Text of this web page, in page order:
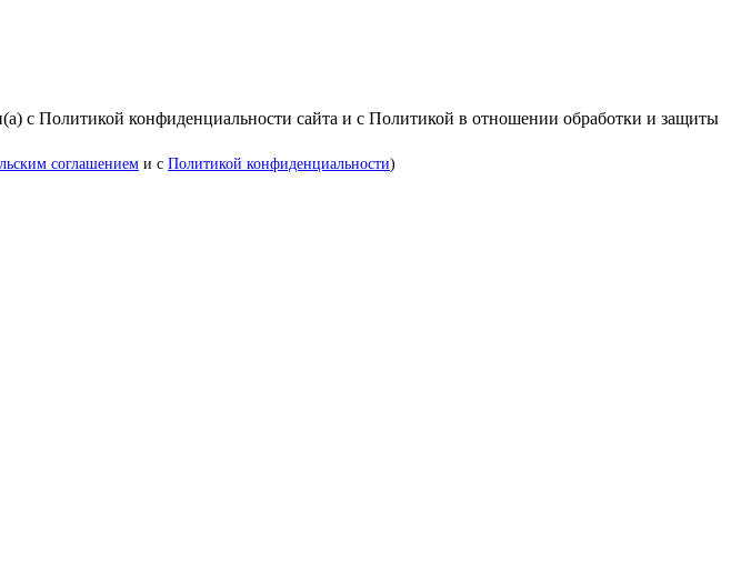
с Политикой конфиденциальности сайта и с Политикой в отношении обработки и защиты
соглашением и с Политикой конфиденциальности)